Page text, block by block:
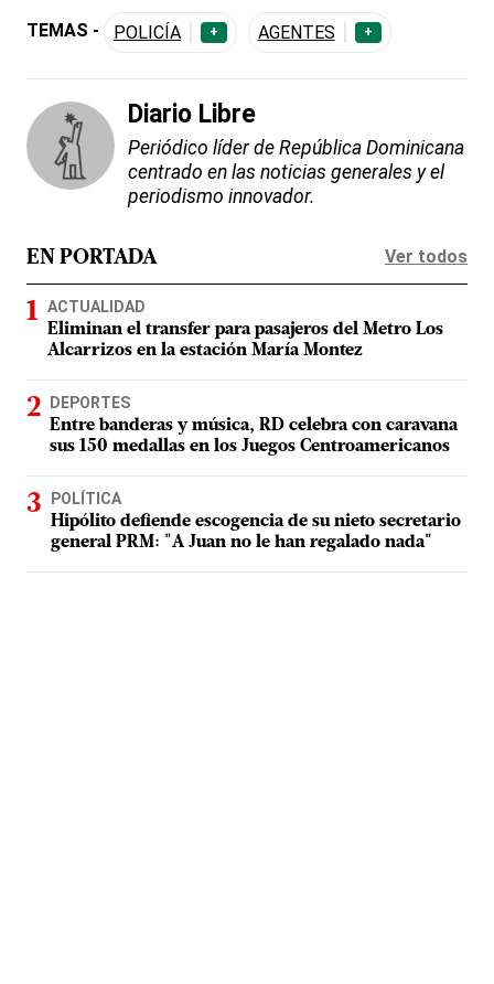
TEMAS - POLICÍA + AGENTES +
Diario Libre
Periódico líder de República Dominicana
centrado en las noticias generales y el
periodismo innovador.
EN PORTADA Ver todos
ACTUALIDAD
Eliminan el transfer para pasajeros del Metro Los
Alcarrizos en la estación María Montez
DEPORTES
Entre banderas y música, RD celebra con caravana
sus 150 medallas en los Juegos Centroamericanos
POLÍTICA
Hipólito defiende escogencia de su nieto secretario
general PRM: "A Juan no le han regalado nada"